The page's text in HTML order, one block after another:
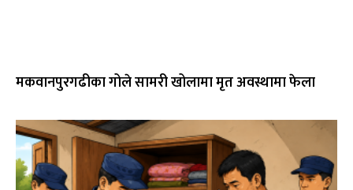
मकवानपुरगढीका गोले सामरी खोलामा मृत अवस्थामा फेला